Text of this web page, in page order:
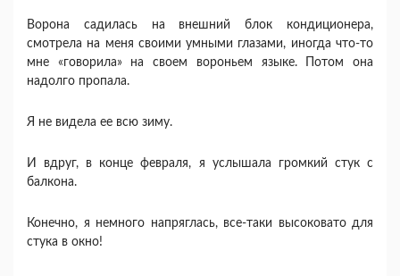
Ворона садилась на внешний блок кондиционера,
смотрела на меня своими умными глазами, иногда что-то
мне «говорила» на своем вороньем языке. Потом она
надолго пропала.
Я не видела ее всю зиму.
И вдруг, в конце февраля, я услышала громкий стук с
балкона.
Конечно, я немного напряглась, все-таки высоковато для
стука в окно!